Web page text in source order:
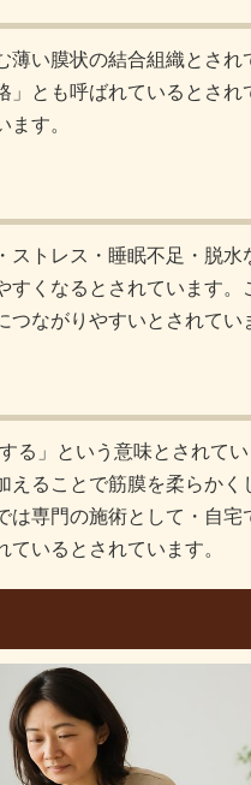
薄い膜状の結合組織とさ
」とも呼ばれているとさ
す。
ストレス・睡眠不足・脱
すくなるとされています。
ながりやすいとされてい
る」という意味とされて
えることで筋膜を柔らか
は専門の施術として・自
いるとされています。